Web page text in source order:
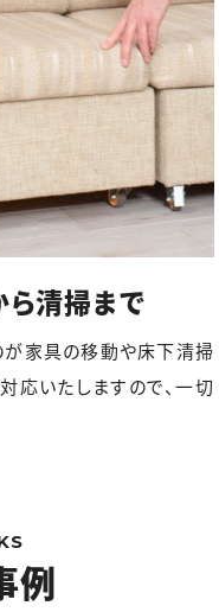
清掃まで
が家具の移動や床下清掃
応いたしますので、一切
例